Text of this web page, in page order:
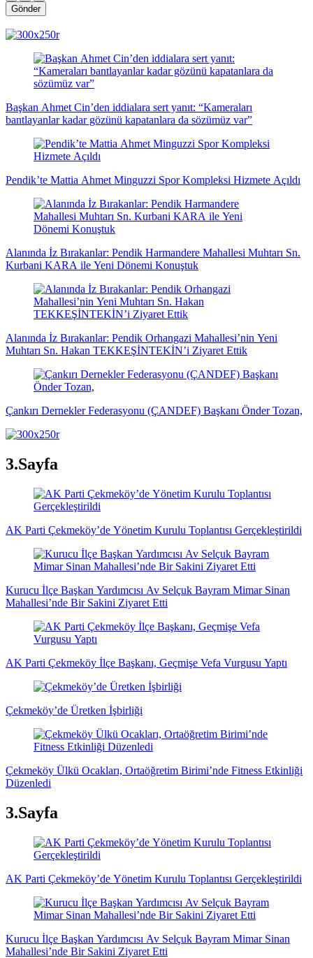
Gönder
haberleri
haberleri
haberleri
dakika
haberleri
dakika
haberler
haberleri
dakika
haberleri
haberler
haberler
haberleri
haberleri
haberleri
Başkan Ahmet Cin’den iddialara sert yanıt: “Kameraları
bantlayanlar kadar gözünü kapatanlara da sözümüz var”
Pendik’te Mattia Ahmet Minguzzi Spor Kompleksi Hizmete Açıldı
Alanında İz Bırakanlar: Pendik Harmandere Mahallesi Muhtarı Sn.
Kurbani KARA ile Yeni Dönemi Konuştuk
Alanında İz Bırakanlar: Pendik Orhangazi Mahallesi’nin Yeni
Muhtarı Sn. Hakan TEKKEŞİNTEKİN’i Ziyaret Ettik
Çankırı Dernekler Federasyonu (ÇANDEF) Başkanı Önder Tozan,
3.Sayfa
AK Parti Çekmeköy’de Yönetim Kurulu Toplantısı Gerçekleştirildi
Kurucu İlçe Başkan Yardımcısı Av Selçuk Bayram Mimar Sinan
Mahallesi’nde Bir Sakini Ziyaret Etti
AK Parti Çekmeköy İlçe Başkanı, Geçmişe Vefa Vurgusu Yaptı
Çekmeköy’de Üretken İşbirliği
Çekmeköy Ülkü Ocakları, Ortaöğretim Birimi’nde Fitness Etkinliği
Düzenledi
3.Sayfa
AK Parti Çekmeköy’de Yönetim Kurulu Toplantısı Gerçekleştirildi
Kurucu İlçe Başkan Yardımcısı Av Selçuk Bayram Mimar Sinan
Mahallesi’nde Bir Sakini Ziyaret Etti